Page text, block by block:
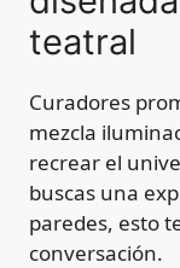
teatral
Curadores
mezcla
recrear el
buscas una
paredes, esto
conversación.